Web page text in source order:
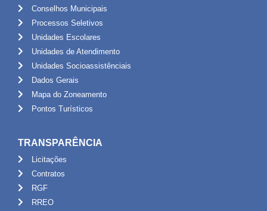
Conselhos Municipais
Processos Seletivos
Unidades Escolares
Unidades de Atendimento
Unidades Socioassistênciais
Dados Gerais
Mapa do Zoneamento
Pontos Turísticos
TRANSPARÊNCIA
Licitações
Contratos
RGF
RREO